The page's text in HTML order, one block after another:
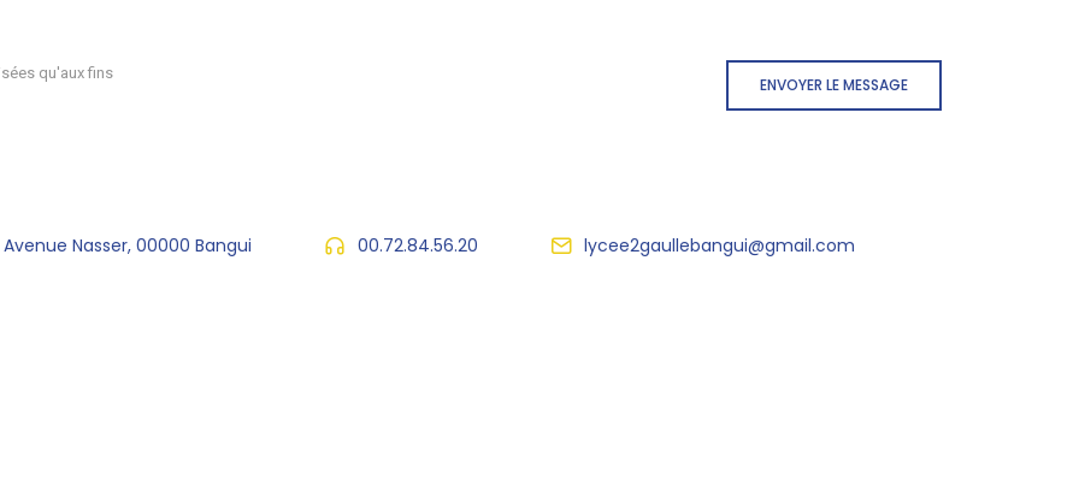
qu'aux fins
ENVOYER LE MESSAGE
Nasser, 00000 Bangui 00.72.84.56.20 lycee2gaullebangui@gmail.com